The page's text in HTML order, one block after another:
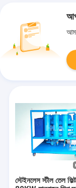
স্টেইনলেস স্টীল তেল